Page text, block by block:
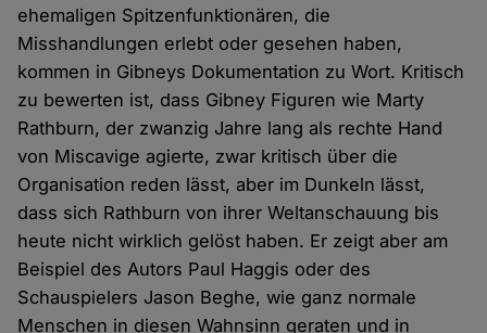
ehemaligen Spitzenfunktionären, die
Misshandlungen erlebt oder gesehen haben,
kommen in Gibneys Dokumentation zu Wort. Kritisch
zu bewerten ist, dass Gibney Figuren wie Marty
Rathburn, der zwanzig Jahre lang als rechte Hand
von Miscavige agierte, zwar kritisch über die
Organisation reden lässt, aber im Dunkeln lässt,
dass sich Rathburn von ihrer Weltanschauung bis
heute nicht wirklich gelöst haben. Er zeigt aber am
Beispiel des Autors Paul Haggis oder des
Schauspielers Jason Beghe, wie ganz normale
Menschen in diesen Wahnsinn geraten und in